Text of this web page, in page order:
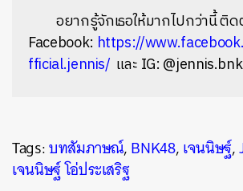
อยากรู้จักเธอให้มากไปกว่านี้ ติ
Facebook: https://
fficial.jennis/ และ IG:
Tags:บทสัมภาษณ์,BNK48,เจนนิษฐ์,
เจนนิษฐ์ โอ่ประเสริฐ